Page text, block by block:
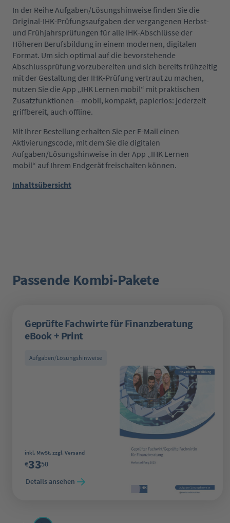
In der Reihe Aufgaben/Lösungshinweise finden Sie die
Original-IHK-Prüfungsaufgaben der vergangenen Herbst-
und Frühjahrsprüfungen für alle IHK-Abschlüsse der
Höheren Berufsbildung in einem modernen, digitalen
Format. Um sich optimal auf die bevorstehende
Abschlussprüfung vorzubereiten und sich bereits frühzeitig
mit der Gestaltung der IHK-Prüfung vertraut zu machen,
nutzen Sie die App „IHK Lernen mobil“ mit praktischen
Zusatzfunktionen – mobil, kompakt, papierlos: jederzeit
griffbereit, auch offline.
Mit Ihrer Bestellung erhalten Sie per E-Mail einen
Aktivierungscode, mit dem Sie die digitalen
Aufgaben/Lösungshinweise in der App „IHK Lernen
mobil“ auf Ihrem Endgerät freischalten können.
Inhaltsübersicht
Produktgalerie überspringen
Passende Kombi-Pakete
Geprüfte Fachwirte für Finanzberatung
eBook + Print
Aufgaben/Lösungshinweise
Regulärer Preis:
inkl. MwSt. zzgl. Versand
€3350
Details ansehen